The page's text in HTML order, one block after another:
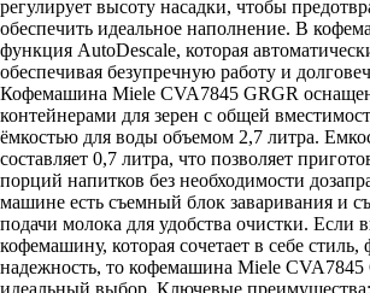
регулирует высоту насадки, чтобы
обеспечить идеальное наполнение. В
функция AutoDescale, которая
обеспечивая безупречную работу и
Кофемашина Miele CVA7845 GRGR
контейнерами для зерен с общей
ёмкостью для воды объемом 2,7 литра.
составляет 0,7 литра, что позволяет
порций напитков без необходимости
машине есть съемный блок заваривания и
подачи молока для удобства очистки. Если
кофемашину, которая сочетает в себе
надежность, то кофемашина Miele
идеальный выбор. Ключевые